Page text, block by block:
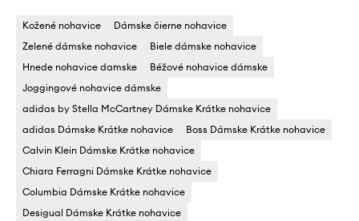
Kožené nohavice
Dámske čierne nohavice
Zelené dámske nohavice
Biele dámske nohavice
Hnede nohavice damske
Béžové nohavice dámske
Joggingové nohavice dámske
adidas by Stella McCartney Dámske Krátke nohavice
adidas Dámske Krátke nohavice
Boss Dámske Krátke nohavice
Calvin Klein Dámske Krátke nohavice
Chiara Ferragni Dámske Krátke nohavice
Columbia Dámske Krátke nohavice
Desigual Dámske Krátke nohavice